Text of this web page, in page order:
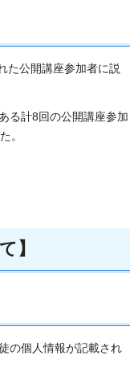
た公開講座参加者に説
る計8回の公開講座参加
。
】
の個人情報が記載され